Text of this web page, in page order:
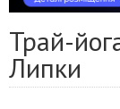
Трай-
Липки